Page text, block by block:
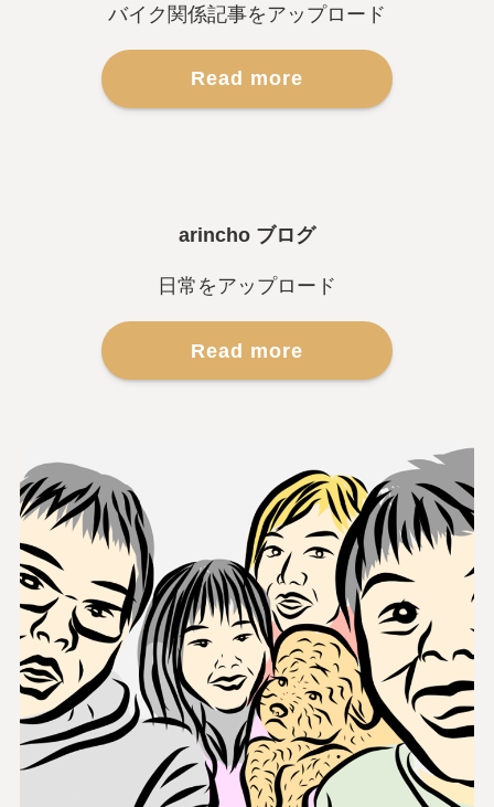
バイク関係記事をアップロード
Read more
arincho ブログ
日常をアップロード
Read more